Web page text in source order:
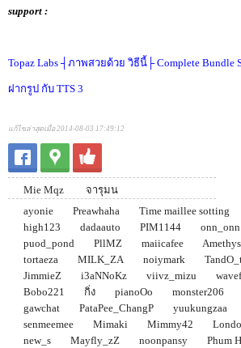
support :
Topaz Labs ┤ภาพสวยด้วย วิธีนี้├ Complete Bundle
ฝากรูป กับ TTS 3
แก้ไขล่าสุดเมื่อ 2014-08-03 17:49:12
Mie Mqz
จารุมน
ayonie
Preawhaha Time maillee sotting
high123
dadaauto PIM1144 onn_onn
puod_pond
PllMZ maiicafee
tortaeza
MILK_ZA noiymark
JimmieZ
i3aNNoKz viivz_mizu
Bobo221
กิ่ง pianoOo monster206
gawchat
PataPee_ChangP yuukungzaa
senmeemee
Mimaki Mimmy42
new_s
Mayfly_zZ noonpansy Phum